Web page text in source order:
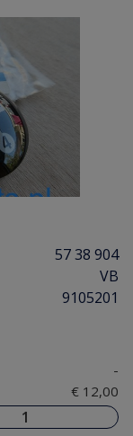
57 38 904
VB
9105201
-
€ 12,00